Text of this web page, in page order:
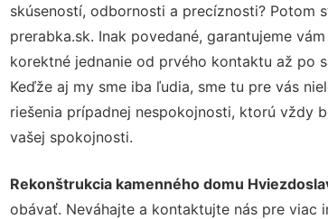
skúseností, odbornosti a precíznosti? Potom
prerabka.sk. Inak povedané, garantujeme
korektné jednanie od prvého kontaktu až po
Keďže aj my sme iba ľudia, sme tu pre vás
riešenia prípadnej nespokojnosti, ktorú vždy
vašej spokojnosti.
Rekonštrukcia kamenného domu
obávať. Neváhajte a kontaktujte nás pre viac